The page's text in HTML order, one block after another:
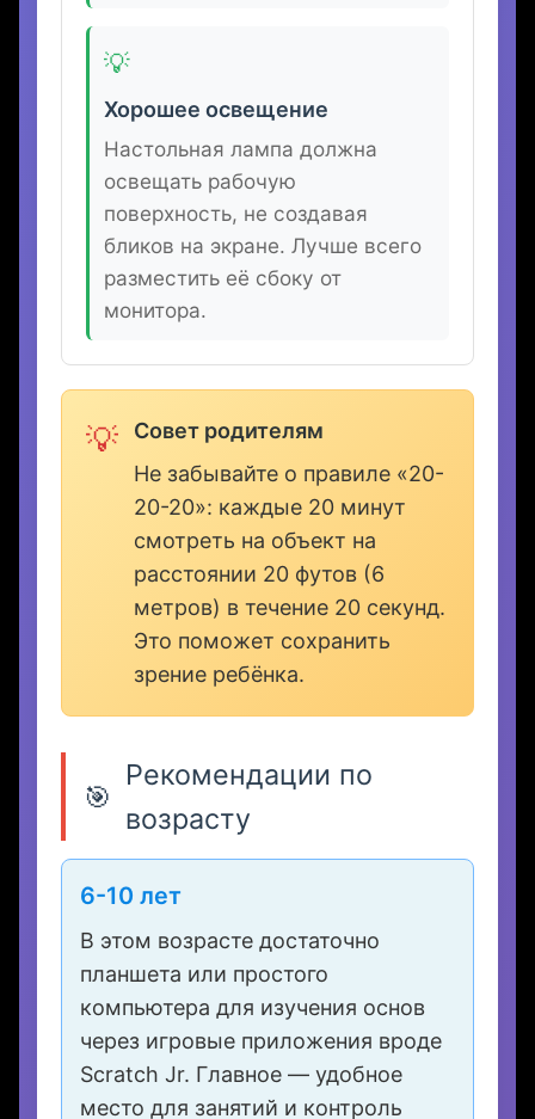
оборудования. Высота — такая,
чтобы локти находились под
прямым углом при работе с
клавиатурой.
💡
Хорошее освещение
Настольная лампа должна
разместить её сбоку от
монитора.
Совет родителям
Не забывайте о правиле «20-
20-20»: каждые 20 минут
метров) в течение 20 секунд.
зрение ребёнка.
🎯
Рекомендации по
возрасту
6-10 лет
В этом возрасте достаточно